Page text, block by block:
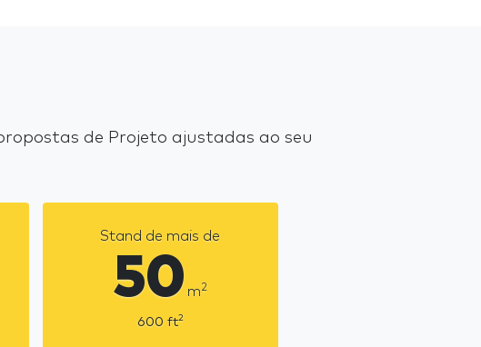
de Projeto ajustadas ao seu
Stand de mais de
50 m2
600 ft2